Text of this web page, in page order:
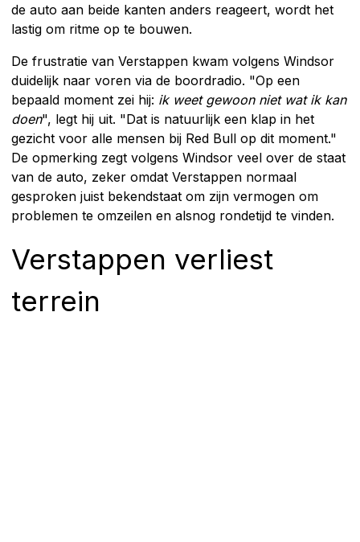
de auto aan beide kanten anders reageert, wordt het
lastig om ritme op te bouwen.
De frustratie van Verstappen kwam volgens Windsor
duidelijk naar voren via de boordradio. "Op een
bepaald moment zei hij: ik weet gewoon niet wat ik kan
doen", legt hij uit. "Dat is natuurlijk een klap in het
gezicht voor alle mensen bij Red Bull op dit moment."
De opmerking zegt volgens Windsor veel over de staat
van de auto, zeker omdat Verstappen normaal
gesproken juist bekendstaat om zijn vermogen om
problemen te omzeilen en alsnog rondetijd te vinden.
Verstappen verliest
terrein